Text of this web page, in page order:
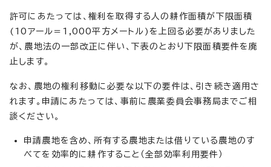
許可にあたっては、権利を取得する人の耕作面積が下限面積
(10アール＝1,000平方メートル)を上回る必要がありました
が、農地法の一部改正に伴い、下表のとおり下限面積要件を廃
止します。
なお、農地の権利移動に必要な以下の要件は、引き続き適用さ
れます。申請にあたっては、事前に農業委員会事務局までご相
談ください。
申請農地を含め、所有する農地または借りている農地のす
べてを効率的に耕作すること（全部効率利用要件）